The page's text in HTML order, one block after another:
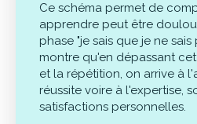
Ce schéma permet de
apprendre peut être
phase "je sais que je ne sais
montre qu'en dépassant
et la répétition, on arrive à
réussite voire à l'expertise,
satisfactions personnelles.